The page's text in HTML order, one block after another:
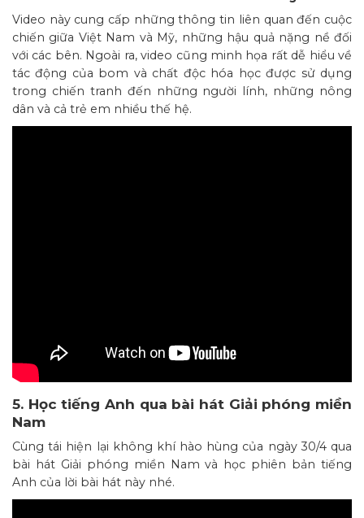
Video này cung cấp những thông tin liên quan đến cuộc
chiến giữa Việt Nam và Mỹ, những hậu quả nặng nề đối
với các bên. Ngoài ra, video cũng minh họa rất dễ hiểu về
tác động của bom và chất độc hóa học được sử dụng
trong chiến tranh đến những người lính, những nông
dân và cả trẻ em nhiều thế hệ.
5. Học tiếng Anh qua bài hát Giải phóng miền
Nam
Cùng tái hiện lại không khí hào hùng của ngày 30/4 qua
bài hát Giải phóng miền Nam và học phiên bản tiếng
Anh của lời bài hát này nhé.